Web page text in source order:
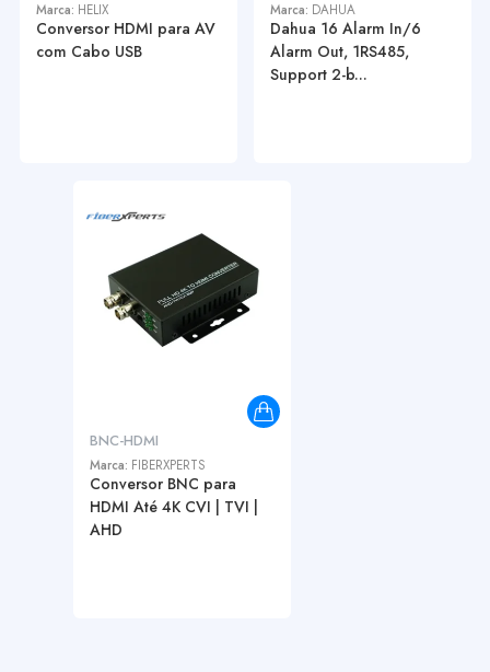
Marca: HELIX
Conversor HDMI para AV
com Cabo USB
Marca: DAHUA
Dahua 16 Alarm In/6
Alarm Out, 1RS485,
Support 2-b...
BNC-HDMI
Marca: FIBERXPERTS
Conversor BNC para
HDMI Até 4K CVI | TVI |
AHD